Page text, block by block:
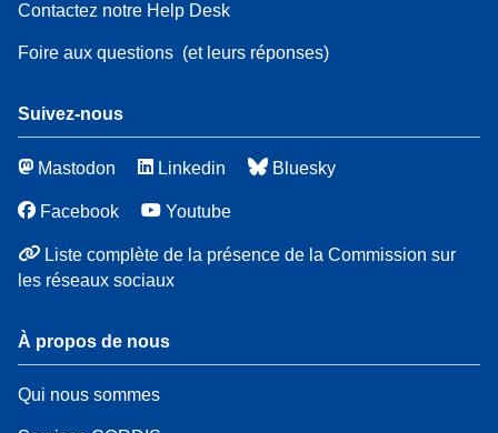
Contactez notre Help Desk
Foire aux questions (et leurs réponses)
Suivez-nous
Mastodon Linkedin Bluesky
Facebook Youtube
Liste complète de la présence de la Commission sur
les réseaux sociaux
À propos de nous
Qui nous sommes